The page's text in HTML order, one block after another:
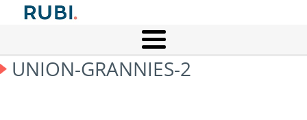
UNION-GRANNIES-2